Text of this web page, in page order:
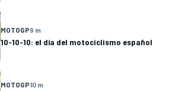
MOTOGP9 m
10-10-10: el día del motociclismo español
MOTOGP10 m